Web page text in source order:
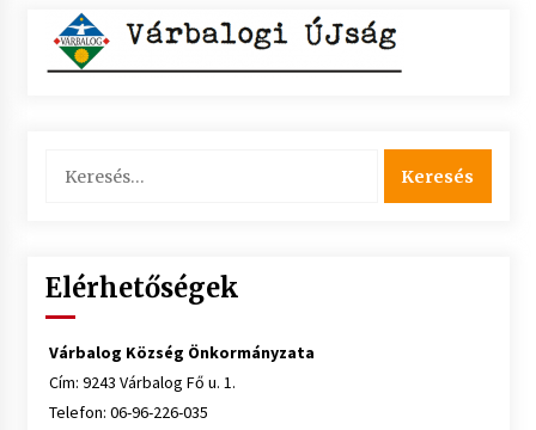
Elérhetőségek
Várbalog Község Önkormányzata
Cím: 9243 Várbalog Fő u. 1.
Telefon: 06-96-226-035